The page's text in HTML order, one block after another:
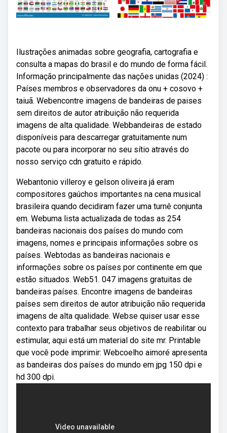
Ilustrações animadas sobre geografia, cartografia e
consulta a mapas do brasil e do mundo de forma fácil.
Informação principalmente das nações unidas (2024) :
Países membros e observadores da onu + cosovo +
taiuã. Webencontre imagens de bandeiras de paises
sem direitos de autor atribuição não requerida
imagens de alta qualidade. Webbandeiras de estado
disponíveis para descarregar gratuitamente num
pacote ou para incorporar no seu sítio através do
nosso serviço cdn gratuito e rápido.
Webantonio villeroy e gelson oliveira já eram
compositores gaúchos importantes na cena musical
brasileira quando decidiram fazer uma turnê conjunta
em. Webuma lista actualizada de todas as 254
bandeiras nacionais dos países do mundo com
imagens, nomes e principais informações sobre os
países. Webtodas as bandeiras nacionais e
informações sobre os países por continente em que
estão situados. Web51. 047 imagens gratuitas de
bandeiras países. Encontre imagens de bandeiras
países sem direitos de autor atribuição não requerida
imagens de alta qualidade. Webse quiser usar esse
contexto para trabalhar seus objetivos de reabilitar ou
estimular, aqui está um material do site mr. Printable
que você pode imprimir: Webcoelho aimoré apresenta
as bandeiras dos países do mundo em jpg 150 dpi e
hd 300 dpi.